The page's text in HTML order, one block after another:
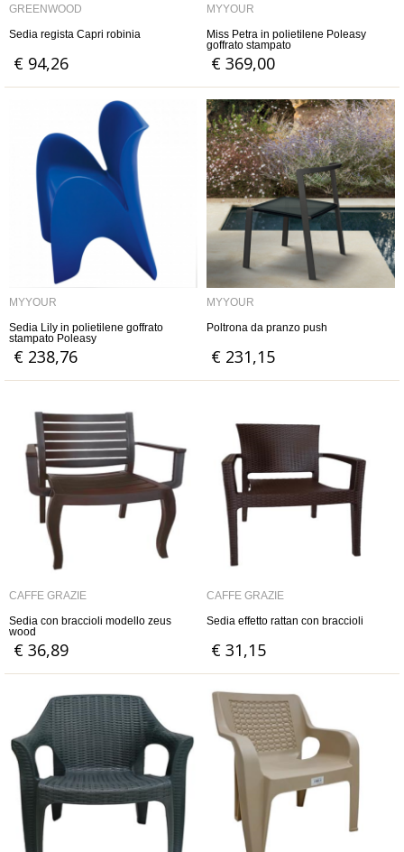
GREENWOOD
Sedia regista Capri robinia
€ 94,26
MYYOUR
Miss Petra in polietilene Poleasy
goffrato stampato
€ 369,00
MYYOUR
Sedia Lily in polietilene goffrato
stampato Poleasy
€ 238,76
MYYOUR
Poltrona da pranzo push
€ 231,15
CAFFÈ GRAZIE
Sedia con braccioli modello zeus
wood
€ 36,89
CAFFÈ GRAZIE
Sedia effetto rattan con braccioli
€ 31,15